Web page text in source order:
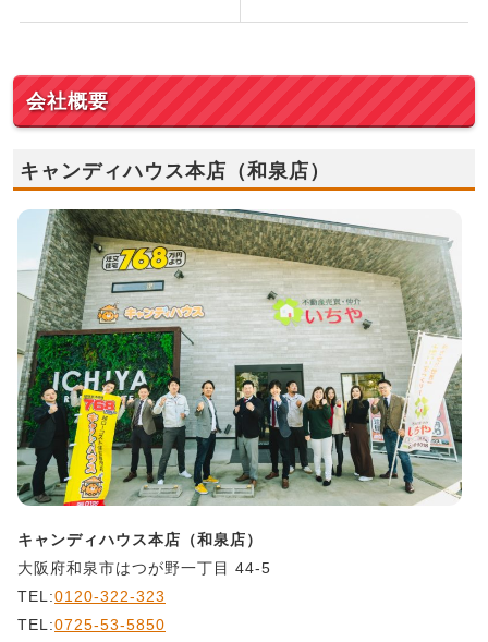
会社概要
キャンディハウス本店（和泉店）
キャンディハウス本店（和泉店）
大阪府和泉市はつが野一丁目 44-5
TEL:0120-322-323
TEL:0725-53-5850